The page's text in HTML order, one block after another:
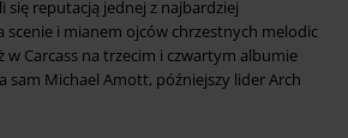
się reputacją jednej z najbardziej
scenie i mianem ojców chrzestnych melodic
w Carcass na trzecim i czwartym albumie
sam Michael Amott, późniejszy lider Arch